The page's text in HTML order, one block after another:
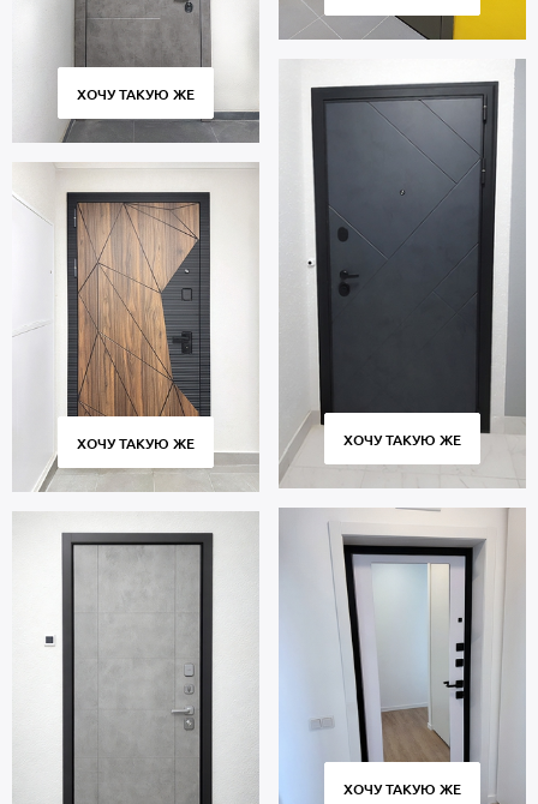
ХОЧУ ТАКУЮ ЖЕ
ХОЧУ ТАКУЮ ЖЕ ХОЧУ ТАКУЮ ЖЕ
ХОЧУ ТАКУЮ ЖЕ